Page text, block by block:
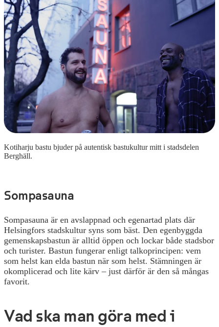
Kotiharju bastu bjuder på autentisk bastukultur mitt i stadsdelen
Berghäll.
Sompasauna
Sompasauna är en avslappnad och egenartad plats där
Helsingfors stadskultur syns som bäst. Den egenbyggda
gemenskapsbastun är alltid öppen och lockar både stadsbor
och turister. Bastun fungerar enligt talkoprincipen: vem
som helst kan elda bastun när som helst. Stämningen är
okomplicerad och lite kärv – just därför är den så mångas
favorit.
Vad ska man göra med i